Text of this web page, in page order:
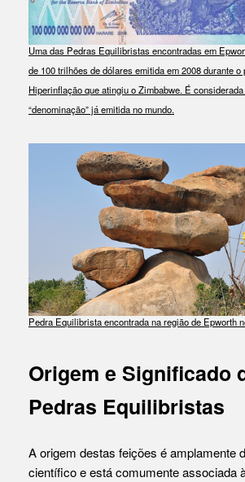
Uma das Pedras Equilibristas encontradas em
de 100 trilhões de dólares emitida em 2008 durante o
Hiperinflação que atingiu o Zimbabwe. É
“denominação” já emitida no mundo.
Pedra Equilibrista encontrada na região de Epworth
Origem e Significado
Pedras Equilibristas
A origem destas feições é amplamente
científico e está comumente associada